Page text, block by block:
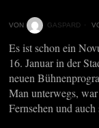
VON GASPARD
Es ist schon ein
16. Januar in der
neuen
Man unterwegs,
Fernsehen und